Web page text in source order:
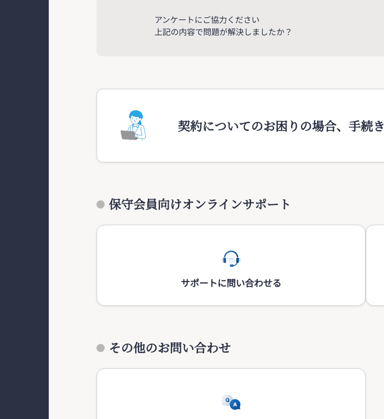
アンケートにご協力ください
上記の内容で問題が解決しましたか？
契約についてのお困りの場合、手続
保守会員向けオンラインサポート
サポートに問い合わせる
その他のお問い合わせ